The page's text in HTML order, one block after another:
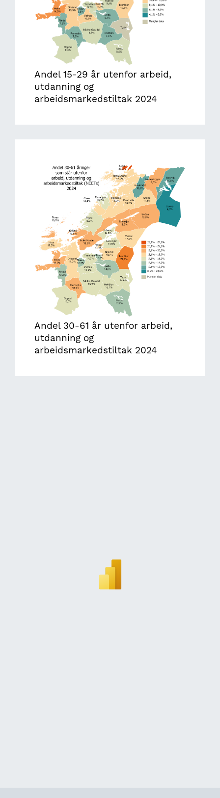
Andel 15-29 år utenfor arbeid,
utdanning og
arbeidsmarkedstiltak 2024
Image
Andel 30-61 år utenfor arbeid,
utdanning og
arbeidsmarkedstiltak 2024